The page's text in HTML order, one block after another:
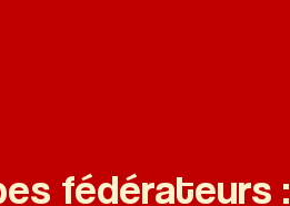
fédérateurs :